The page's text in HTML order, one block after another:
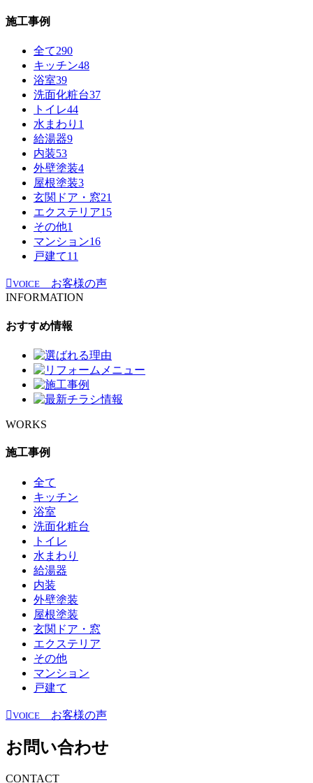
施工事例
全て290
キッチン48
浴室39
洗面化粧台37
トイレ44
水まわり 1
給湯器9
内装53
外壁塗装4
屋根塗装3
玄関ドア・窓21
エクステリア15
その他1
マンション16
戸建て11
VOICE
お客様の声
INFORMATION
おすすめ情報
WORKS
施工事例
全て
キッチン
浴室
洗面化粧台
トイレ
水まわり
給湯器
内装
外壁塗装
屋根塗装
玄関ドア・窓
エクステリア
その他
マンション
戸建て
VOICE お客様の声
お問い合わせ
CONTACT